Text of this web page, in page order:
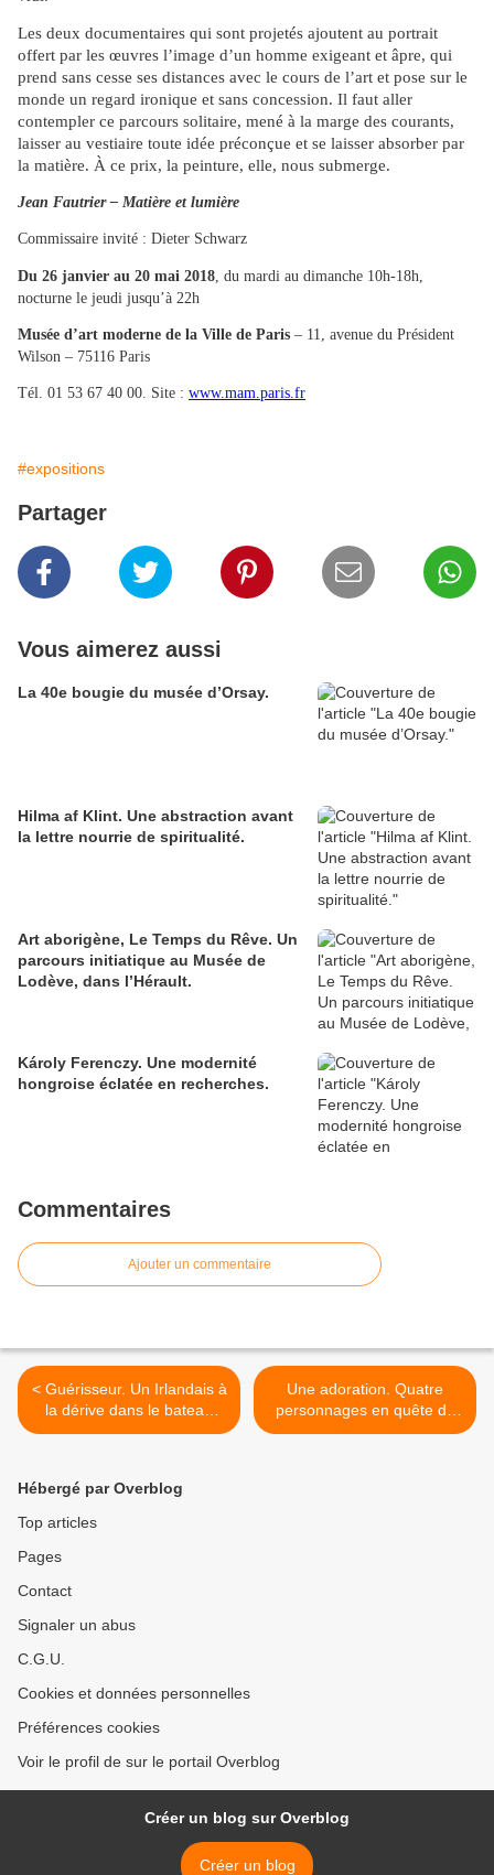
Les deux documentaires qui sont projetés ajoutent au portrait
offert par les œuvres l’image d’un homme exigeant et âpre, qui
prend sans cesse ses distances avec le cours de l’art et pose sur le
monde un regard ironique et sans concession. Il faut aller
contempler ce parcours solitaire, mené à la marge des courants,
laisser au vestiaire toute idée préconçue et se laisser absorber par
la matière. À ce prix, la peinture, elle, nous submerge.
Jean Fautrier – Matière et lumière
Commissaire invité : Dieter Schwarz
Du 26 janvier au 20 mai 2018 , du mardi au dimanche 10h-18h,
nocturne le jeudi jusqu’à 22h
Musée d’art moderne de la Ville de Paris – 11, avenue du Président
Wilson – 75116 Paris
Tél. 01 53 67 40 00. Site : www.mam.paris.fr
#expositions
Partager
Vous aimerez aussi
La 40e bougie du musée d’Orsay.
Hilma af Klint. Une abstraction avant
la lettre nourrie de spiritualité.
Art aborigène, Le Temps du Rêve. Un
parcours initiatique au Musée de
Lodève, dans l’Hérault.
Károly Ferenczy. Une modernité
hongroise éclatée en recherches.
Commentaires
Ajouter un commentaire
< Guérisseur. Un Irlandais à
la dérive dans le bateau
ivre de la poésie et un
Une adoration. Quatre
personnages en quête de
public. Un pari réussi. >
Hébergé par Overblog
Top articles
Pages
Contact
Signaler un abus
C.G.U.
Cookies et données personnelles
Préférences cookies
Voir le profil de sur le portail Overblog
Créer un blog sur Overblog
Créer un blog